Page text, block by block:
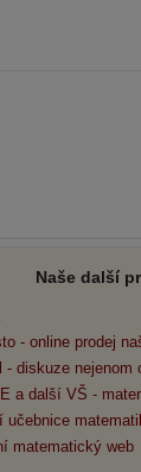
Naše další
- online prodej
- diskuze nejenom
a další VŠ -
učebnice
matematický web